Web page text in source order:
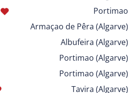
Portimao
Armaçao de Pêra (Algarve)
Albufeira (Algarve)
Portimao (Algarve)
Portimao (Algarve)
Tavira (Algarve)